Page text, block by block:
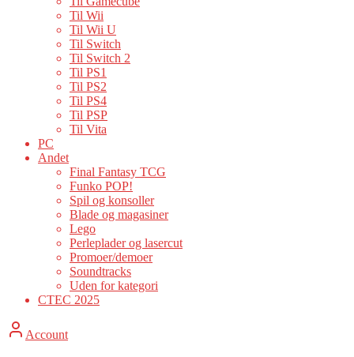
Til Wii
Til Wii U
Til Switch
Til Switch 2
Til PS1
Til PS2
Til PS4
Til PSP
Til Vita
PC
Andet
Final Fantasy TCG
Funko POP!
Spil og konsoller
Blade og magasiner
Lego
Perleplader og lasercut
Promoer/demoer
Soundtracks
Uden for kategori
CTEC 2025
Account